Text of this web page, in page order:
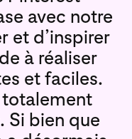
avec notre
et d’inspirer
à réaliser
et faciles.
Si bien que